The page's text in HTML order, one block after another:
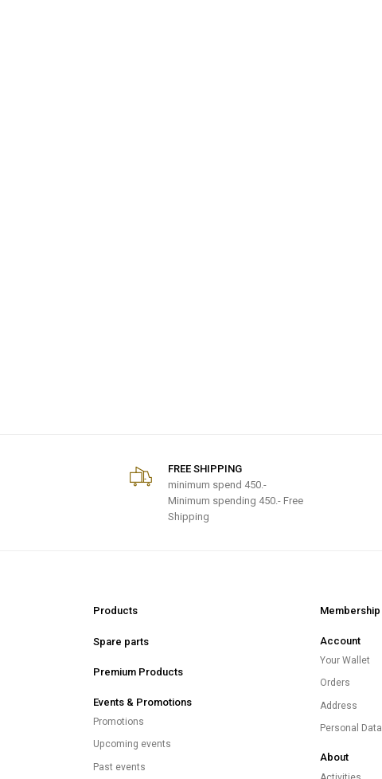
FREE SHIPPING
minimum spend 450.-
Minimum spending 450.- Free
Shipping
Products
Spare parts
Premium Products
Events & Promotions
Promotions
Upcoming events
Past events
Membership
Account
Your Wallet
Orders
Address
Personal Data
About